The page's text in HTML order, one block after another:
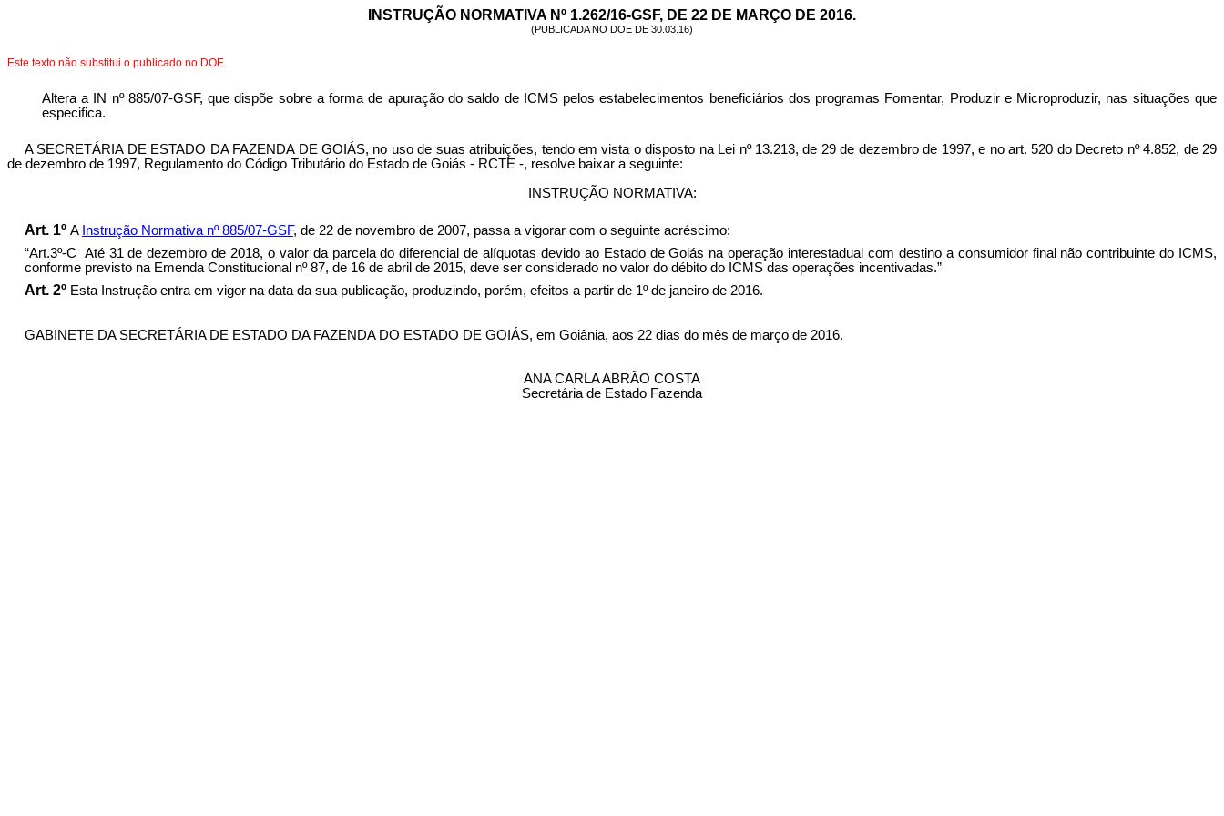
INSTRUÇÃO NORMATIVA Nº 1.262/16-GSF, DE 22 DE MARÇO DE 2016.
(PUBLICADA NO DOE DE 30.03.16)
Este texto não substitui o publicado no DOE.
Altera a IN nº 885/07-GSF, que dispõe sobre a forma de apuração do saldo de ICMS pelos estabelecimentos beneficiários dos programas Fomentar, Produzir e Microproduzir, nas situações que
especifica.
A SECRETÁRIA DE ESTADO DA FAZENDA DE GOIÁS, no uso de suas atribuições, tendo em vista o disposto na Lei nº 13.213, de 29 de dezembro de 1997, e no art. 520 do Decreto nº 4.852, de 29
de dezembro de 1997, Regulamento do Código Tributário do Estado de Goiás - RCTE -, resolve baixar a seguinte:
INSTRUÇÃO NORMATIVA:
Art. 1º A Instrução Normativa nº 885/07-GSF, de 22 de novembro de 2007, passa a vigorar com o seguinte acréscimo:
“Art.3º-C
Até 31 de dezembro de 2018, o valor da parcela do diferencial de alíquotas devido ao Estado de Goiás na operação interestadual com destino a consumidor final não contribuinte do ICMS,
conforme previsto na Emenda Constitucional nº 87, de 16 de abril de 2015, deve ser considerado no valor do débito do ICMS das operações incentivadas.”
Art. 2º Esta Instrução entra em vigor na data da sua publicação, produzindo, porém, efeitos a partir de 1º de janeiro de 2016.
GABINETE DA SECRETÁRIA DE ESTADO DA FAZENDA DO ESTADO DE GOIÁS, em Goiânia, aos 22 dias do mês de março de 2016.
ANA CARLA ABRÃO COSTA
Secretária de Estado Fazenda